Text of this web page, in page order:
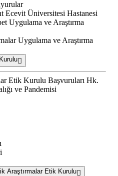
Ecevit Üniversitesi Hastanesi
Uygulama ve Araştırma
Uygulama ve Araştırma
Etik Kurulu Başvuruları Hk.
ve Pandemisi
Araştırmalar Etik Kurulu